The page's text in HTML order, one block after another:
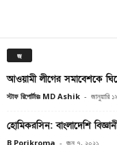
জ
আওয়ামী লীগের সমাবেশকে
স্টাফ রিপোর্টারঃ MD Ashik - জানুয়ারি
হোমিকরসিন: বাংলাদেশি
B Porikroma - জুন ৭, ২০২১